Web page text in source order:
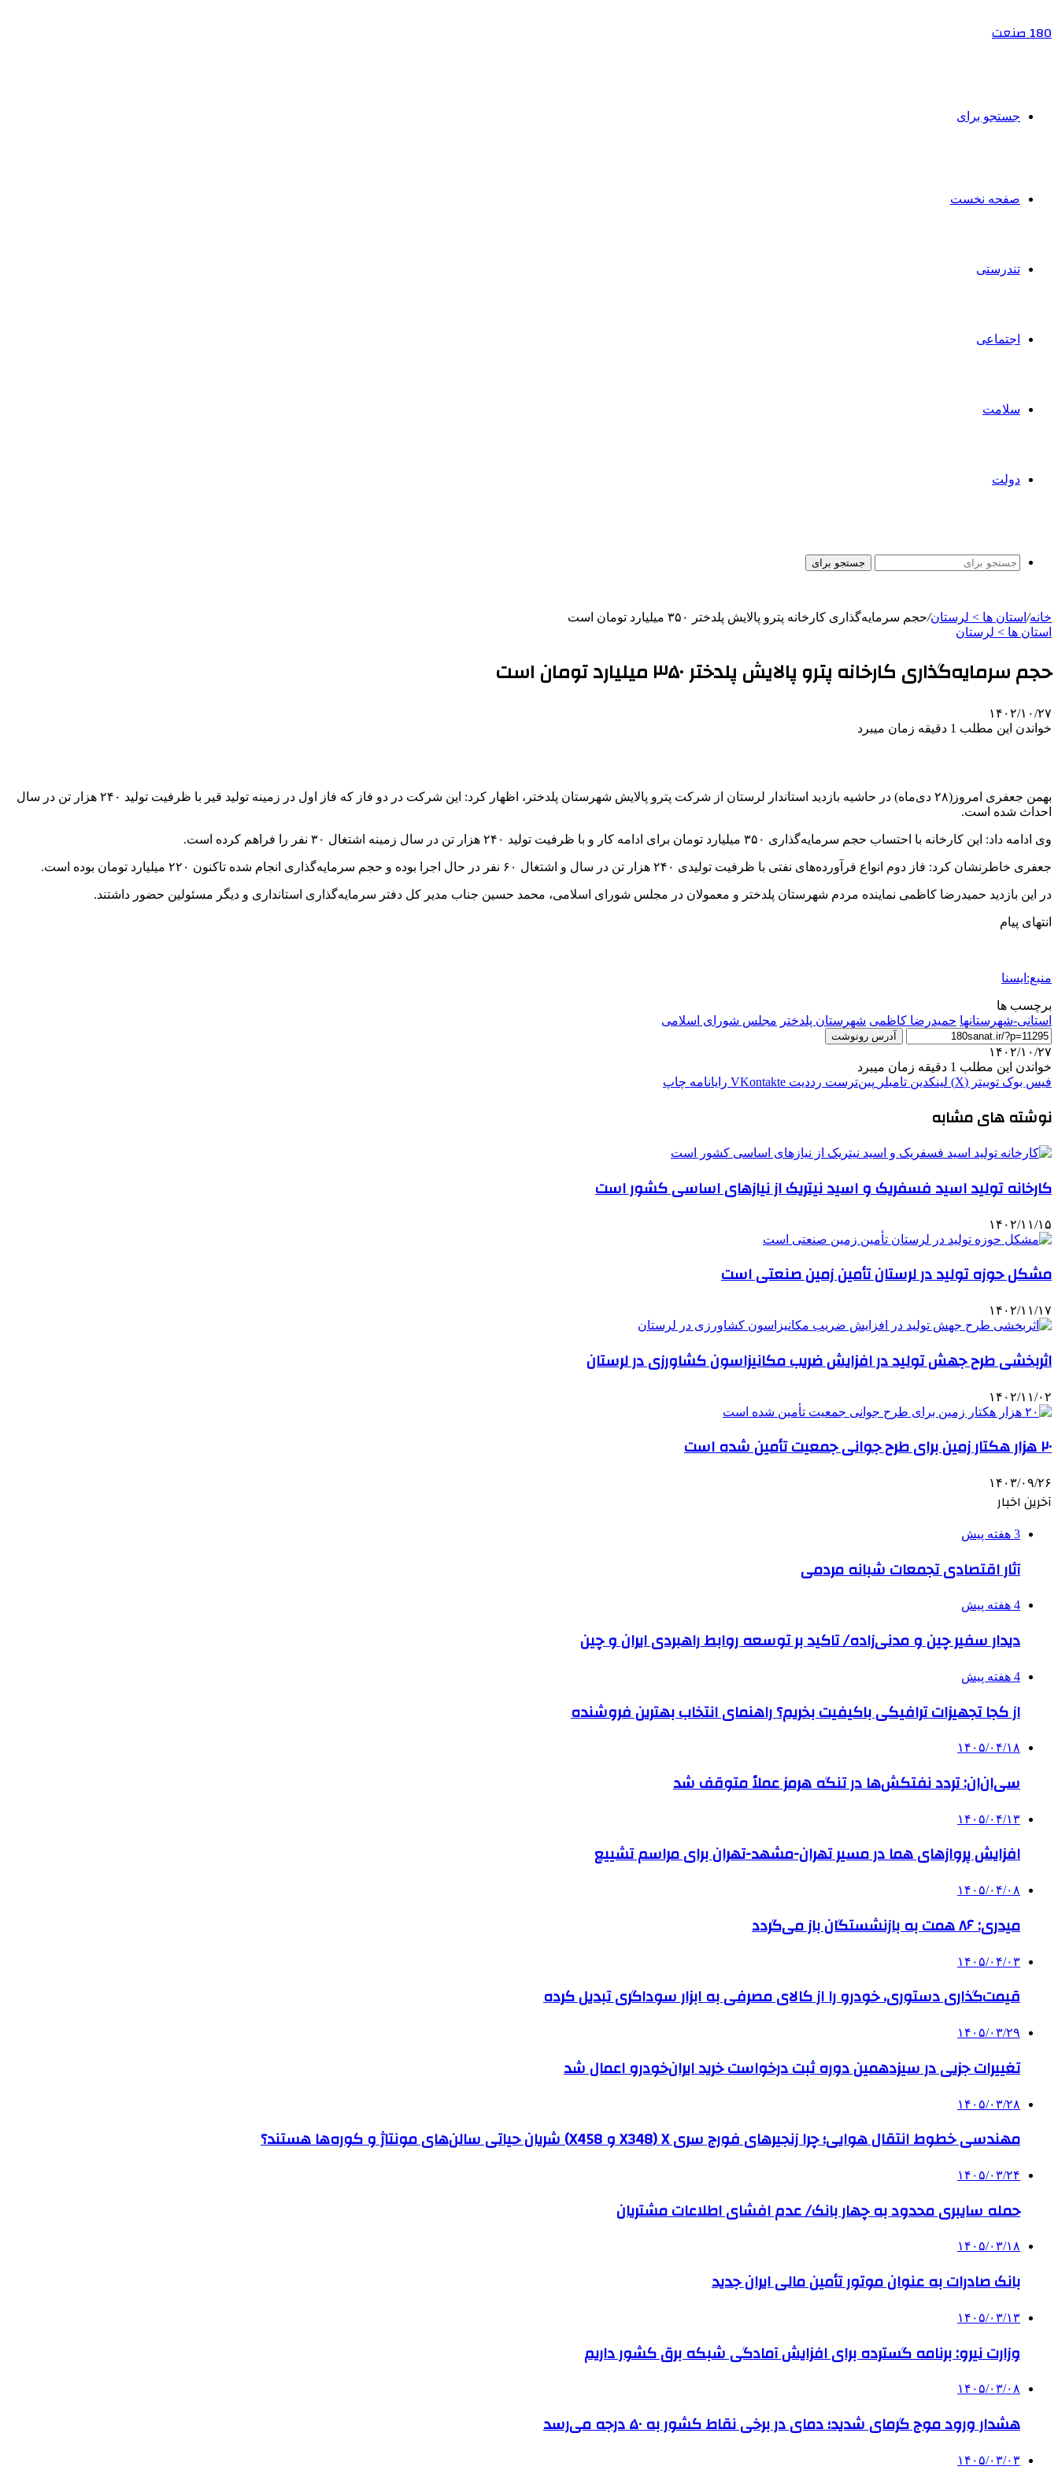
180 صنعت
جستجو برای
صفحه نخست
تندرستی
اجتماعی
سلامت
دولت
جستجو برای
خانه/ استان ها > لرستان/حجم سرمایه‌گذاری کارخانه پترو پالایش پلدختر ۳۵۰ میلیارد تومان است
استان ها > لرستان
حجم سرمایه‌گذاری کارخانه پترو پالایش پلدختر ۳۵۰ میلیارد تومان است
۱۴۰۲/۱۰/۲۷
خواندن این مطلب 1 دقیقه زمان میبرد
بهمن جعفری امروز(۲۸ دی‌ماه) در حاشیه بازدید استاندار لرستان از شرکت پترو پالایش شهرستان پلدختر، اظهار کرد: این شرکت در دو فاز که فاز اول در زمینه تولید قیر با ظرفیت تولید ۲۴۰ هزار تن در سال
احداث شده است.
وی ادامه داد: این کارخانه با احتساب حجم سرمایه‌گذاری ۳۵۰ میلیارد تومان برای ادامه کار و با ظرفیت تولید ۲۴۰ هزار تن در سال زمینه اشتغال ۳۰ نفر را فراهم کرده است.
جعفری خاطرنشان کرد: فاز دوم انواع فرآورده‌های نفتی با ظرفیت تولیدی ۲۴۰ هزار تن در سال و اشتغال ۶۰ نفر در حال اجرا بوده و حجم سرمایه‌گذاری انجام شده تاکنون ۲۲۰ میلیارد تومان بوده است.
در این بازدید حمیدرضا کاظمی نماینده مردم شهرستان پلدختر و معمولان در مجلس شورای اسلامی، محمد حسین جناب مدیر کل دفتر سرمایه‌گذاری استانداری و دیگر مسئولین حضور داشتند.
انتهای پیام
منبع:ایسنا
برچسب ها
استانی-شهرستانها حمیدرضا کاظمی شهرستان پلدختر مجلس شورای اسلامی
آدرس رونوشت
۱۴۰۲/۱۰/۲۷
خواندن این مطلب 1 دقیقه زمان میبرد
فیس بوک توییتر (X) لینکدین ‫تامبلر ‫پین‌ترست ‫رددیت ‫VKontakte رایانامه چاپ
نوشته های مشابه
کارخانه تولید اسید فسفریک و اسید نیتریک از نیازهای اساسی کشور است
۱۴۰۲/۱۱/۱۵
مشکل حوزه تولید در لرستان تأمین زمین صنعتی ‌است
۱۴۰۲/۱۱/۱۷
اثربخشی طرح جهش تولید در افزایش ضریب مکانیزاسون کشاورزی در لرستان
۱۴۰۲/۱۱/۰۲
۲۰ هزار هکتار زمین برای طرح جوانی جمعیت تأمین شده است
۱۴۰۳/۰۹/۲۶
آخرین اخبار
3 هفته پیش
آثار اقتصادی تجمعات شبانه مردمی
4 هفته پیش
دیدار سفیر چین و مدنی‌زاده/ تاکید بر توسعه روابط راهبردی ایران و چین
4 هفته پیش
از کجا تجهیزات ترافیکی باکیفیت بخریم؟ راهنمای انتخاب بهترین فروشنده
۱۴۰۵/۰۴/۱۸
سی‌ان‌ان: تردد نفتکش‌ها در تنگه هرمز عملاً متوقف شد
۱۴۰۵/۰۴/۱۳
افزایش پروازهای هما در مسیر تهران-مشهد-تهران برای مراسم تشییع
۱۴۰۵/۰۴/۰۸
میدری: ۸۶ همت به بازنشستگان باز می‌گردد
۱۴۰۵/۰۴/۰۳
قیمت‌گذاری دستوری، خودرو را از کالای مصرفی به ابزار سوداگری تبدیل کرده
۱۴۰۵/۰۳/۲۹
تغییرات جزیی در سیزدهمین دوره ثبت درخواست خرید ایران‌خودرو اعمال شد
۱۴۰۵/۰۳/۲۸
مهندسی خطوط انتقال هوایی؛ چرا زنجیرهای فورج سری X (X348 و X458) شریان حیاتی سالن‌های مونتاژ و کوره‌ها هستند؟
۱۴۰۵/۰۳/۲۴
حمله سایبری محدود به چهار بانک/ عدم افشای اطلاعات مشتریان
۱۴۰۵/۰۳/۱۸
بانک صادرات به‌ عنوان موتور تأمین مالی ایران جدید
۱۴۰۵/۰۳/۱۳
وزارت نیرو: برنامه‌ گسترده برای افزایش آمادگی شبکه برق کشور داریم
۱۴۰۵/۰۳/۰۸
هشدار ورود موج گرمای شدید؛ دمای در برخی نقاط کشور به ۵۰ درجه می‌رسد
۱۴۰۵/۰۳/۰۳